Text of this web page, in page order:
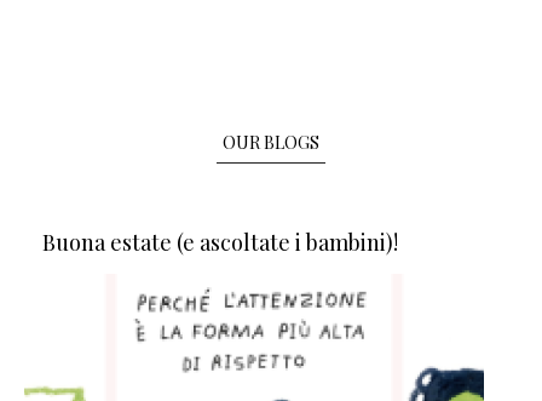
OUR BLOGS
Buona estate (e ascoltate i bambini)!